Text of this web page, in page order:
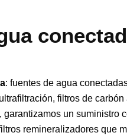
: fuentes de agua
filtros de carbón
un suministro
remineralizadores que